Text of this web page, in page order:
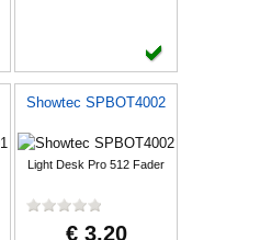
Showtec SPBOT4002
Light Desk Pro 512 Fader
€ 3,20